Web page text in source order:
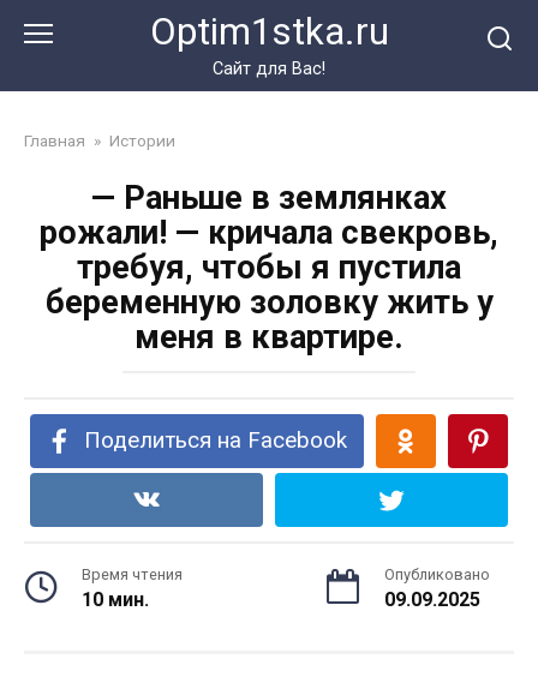
Optim1stka.ru
Сайт для Вас!
Главная » Истории
— Раньше в землянках
рожали! — кричала свекровь,
требуя, чтобы я пустила
беременную золовку жить у
меня в квартире.
Поделиться на Facebook
Время чтения
10 мин.
Опубликовано
09.09.2025